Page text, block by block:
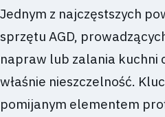
Jednym z najczęstszych
sprzętu AGD,
napraw lub zalania kuchni
właśnie nieszczelność.
pomijanym elementem